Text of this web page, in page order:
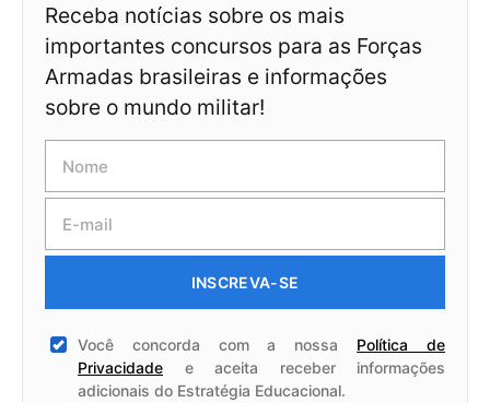
Receba notícias sobre os mais
importantes concursos para as Forças
Armadas brasileiras e informações
sobre o mundo militar!
INSCREVA-SE
Você concorda com a nossa Política de
Privacidade e aceita receber informações
adicionais do Estratégia Educacional.